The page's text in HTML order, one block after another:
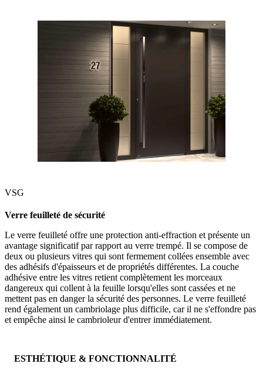
VSG
Verre feuilleté de sécurité
Le verre feuilleté offre une protection anti-effraction et présente un
avantage significatif par rapport au verre trempé. Il se compose de
deux ou plusieurs vitres qui sont fermement collées ensemble avec
des adhésifs d'épaisseurs et de propriétés différentes. La couche
adhésive entre les vitres retient complètement les morceaux
dangereux qui collent à la feuille lorsqu'elles sont cassées et ne
mettent pas en danger la sécurité des personnes. Le verre feuilleté
rend également un cambriolage plus difficile, car il ne s'effondre pas
et empêche ainsi le cambrioleur d'entrer immédiatement.
ESTHÉTIQUE & FONCTIONNALITÉ